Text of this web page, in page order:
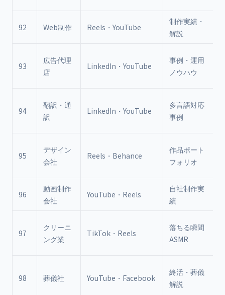
92 Web制作 Reels・YouTube
制作実績・
解説
93
広告代理
店
LinkedIn・YouTube
事例・運用
ノウハウ
94
翻訳・通
訳
LinkedIn・YouTube
多言語対応
事例
95
デザイン
会社
Reels・Behance
作品ポート
フォリオ
96
動画制作
会社
YouTube・Reels
自社制作実
績
97
クリーニ
ング業
TikTok・Reels
落ちる瞬間
ASMR
98 葬儀社 YouTube・Facebook
終活・葬儀
解説